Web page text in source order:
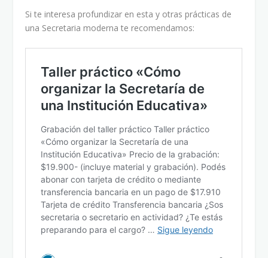
Si te interesa profundizar en esta y otras prácticas de
una Secretaria moderna te recomendamos: